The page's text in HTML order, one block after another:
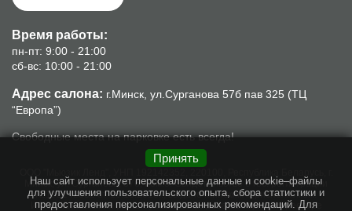
Время работы:
пн-пт: 9:00 - 21:00
сб-вс: 10:00 - 21:00
Адрес салона: г.Минск, ул.Сурганова 57б пав 325 (ТЦ
“Европа”)
Свободные места на парковке есть всегда!
Минск, ул. Сурганова, 57б, пом.8. Свидетельство о гос. регистрации
№192142352 от 16.10.2013г., выдано Минским горисполкомом.
Интернет-магазин piano.by зарегистрирован в торговом реестре
Принять
Наш сайт использует персональные данные и cookie–файлы
для улучшения пользовательского опыта, сбора статистики и
предоставления персонализированных рекомендаций. Для